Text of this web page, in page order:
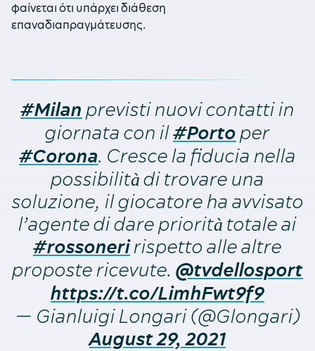
φαίνεται ότι υπάρχει διάθεση
επαναδιαπραγμάτευσης.
#Milan previsti nuovi contatti in
giornata con il#Porto per
#Corona. Cresce la fiducia nella
possibilità di trovare una
soluzione, il giocatore ha avvisato
l’agente di dare priorità totale ai
#rossoneririspetto alle altre
proposte ricevute. @tvdellosport
https://t.co/LimhFwt9f9
— Gianluigi Longari (@Glongari)
August 29, 2021